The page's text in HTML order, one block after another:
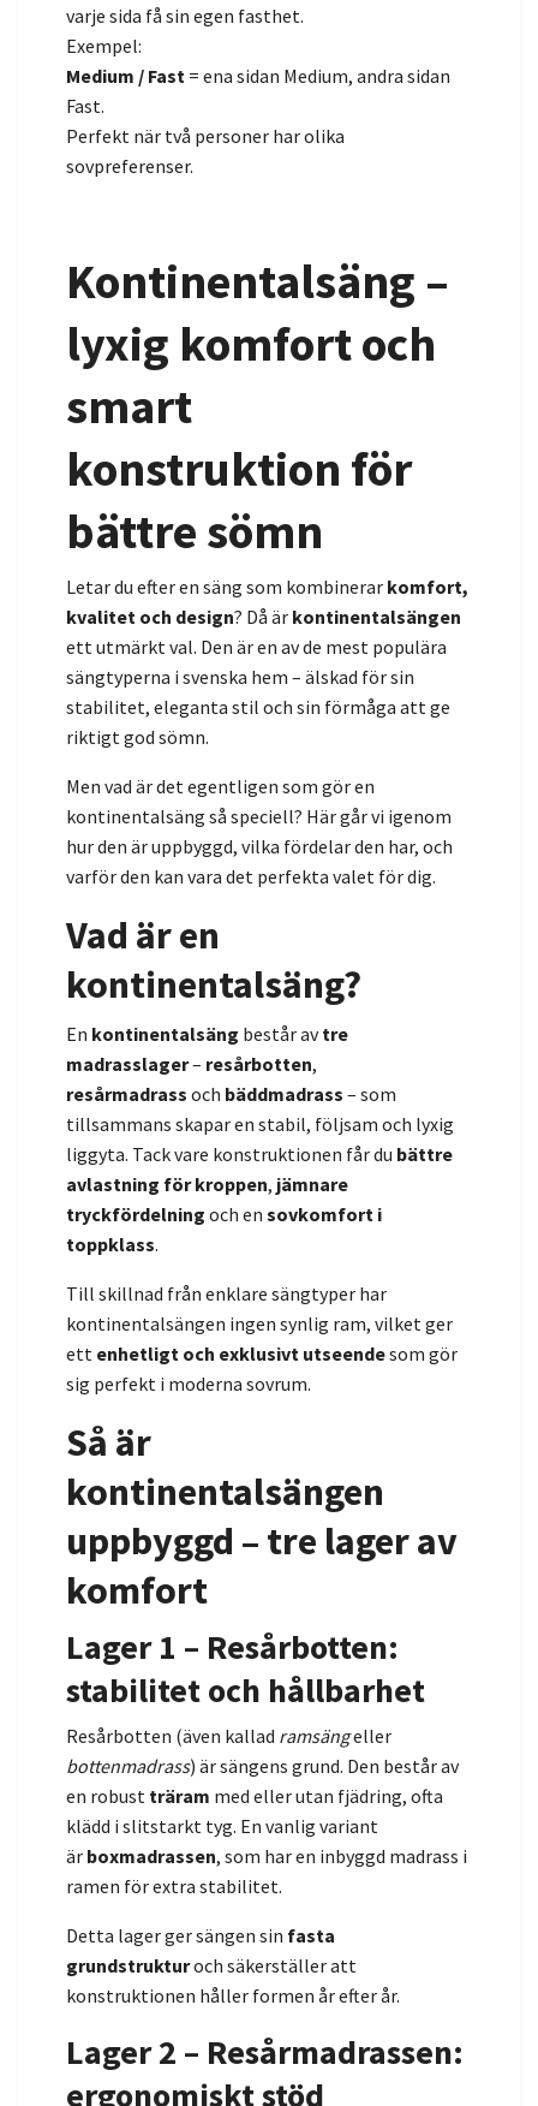
varje sida få sin egen fasthet.
Exempel:
Medium / Fast = ena sidan Medium, andra sidan
Fast.
Perfekt när två personer har olika
sovpreferenser.
Kontinentalsäng –
lyxig komfort och
smart
konstruktion för
bättre sömn
Letar du efter en säng som kombinerar komfort,
kvalitet och design? Då är kontinentalsängen
ett utmärkt val. Den är en av de mest populära
sängtyperna i svenska hem – älskad för sin
stabilitet, eleganta stil och sin förmåga att ge
riktigt god sömn.
Men vad är det egentligen som gör en
kontinentalsäng så speciell? Här går vi igenom
hur den är uppbyggd, vilka fördelar den har, och
varför den kan vara det perfekta valet för dig.
Vad är en
kontinentalsäng?
En kontinentalsäng består av tre
madrasslager– resårbotten,
resårmadrass och bäddmadrass – som
tillsammans skapar en stabil, följsam och lyxig
liggyta. Tack vare konstruktionen får du bättre
avlastning för kroppen, jämnare
tryckfördelning och en sovkomfort i
toppklass.
Till skillnad från enklare sängtyper har
kontinentalsängen ingen synlig ram, vilket ger
ett enhetligt och exklusivt utseendesom gör
sig perfekt i moderna sovrum.
Så är
kontinentalsängen
uppbyggd – tre lager av
komfort
Lager 1 – Resårbotten:
stabilitet och hållbarhet
Resårbotten (även kallad ramsängeller
bottenmadrass) är sängens grund. Den består av
en robust träram med eller utan fjädring, ofta
klädd i slitstarkt tyg. En vanlig variant
är boxmadrassen, som har en inbyggd madrass i
ramen för extra stabilitet.
Detta lager ger sängen sin fasta
grundstrukturoch säkerställer att
konstruktionen håller formen år efter år.
Lager 2 – Resårmadrassen:
ergonomiskt stöd